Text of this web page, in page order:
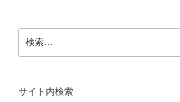
索:
サイト内検索